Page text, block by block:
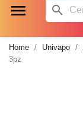
 
Home Univapo
3pz